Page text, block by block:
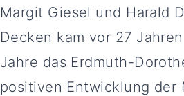
Margit Giesel und Harald
Decken kam vor 27
Jahre das Erdmuth-
positiven Entwicklung der